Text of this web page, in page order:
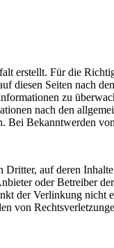
erstellt. Für die
diesen Seiten nach
zu
nach den
Bekanntwerden
Dritter, auf deren
oder Betreiber
der Verlinkung nicht
von